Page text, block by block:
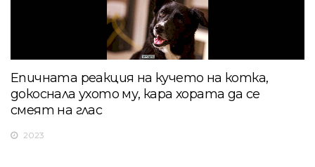
Епичната реакция на кучето на котка,
докоснала ухото му, кара хората да се
смеят на глас
2023